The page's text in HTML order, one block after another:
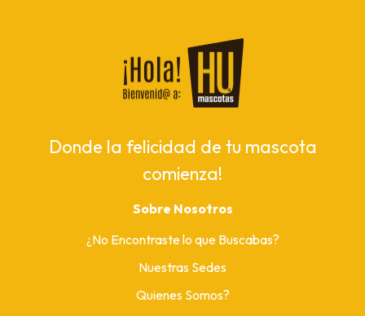
Donde la felicidad de tu mascota
comienza!
Sobre Nosotros
¿No Encontraste lo que Buscabas?
Nuestras Sedes
Quienes Somos?